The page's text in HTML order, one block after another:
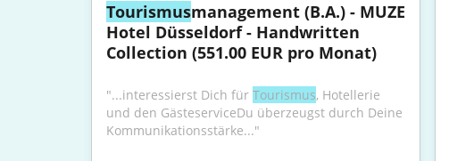
Tourismusmanagement (B.A.) - MUZE
Hotel Düsseldorf - Handwritten
Collection (551.00 EUR pro Monat)
"...interessierst Dich für Tourismus, Hotellerie
und den GästeserviceDu überzeugst durch Deine
Kommunikationsstärke..."